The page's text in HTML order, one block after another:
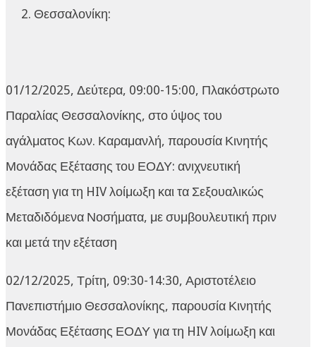
Θεσσαλονίκη:
01/12/2025, Δεύτερα, 09:00-15:00, Πλακόστρωτο
Παραλίας Θεσσαλονίκης, στο ύψος του
αγάλματος Κων. Καραμανλή, παρουσία Κινητής
Μονάδας Εξέτασης του ΕΟΔΥ: ανιχνευτική
εξέταση για τη HIV λοίμωξη και τα Σεξουαλικώς
Μεταδιδόμενα Νοσήματα, με συμβουλευτική πριν
και μετά την εξέταση
02/12/2025, Τρίτη, 09:30-14:30, Αριστοτέλειο
Πανεπιστήμιο Θεσσαλονίκης, παρουσία Κινητής
Μονάδας Εξέτασης ΕΟΔΥ για τη HIV λοίμωξη και